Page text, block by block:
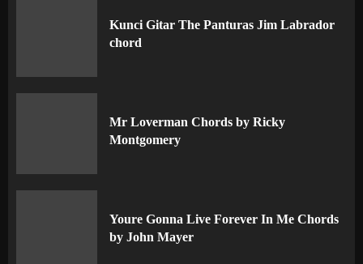
Kunci Gitar The Panturas Jim Labrador
chord
Mr Loverman Chords by Ricky
Montgomery
Youre Gonna Live Forever In Me Chords
by John Mayer